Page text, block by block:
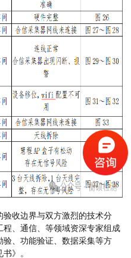
收边界与双方激烈的技术分
、 通信、等领域资深专家组成
、功能验证、数据采集等方
》。